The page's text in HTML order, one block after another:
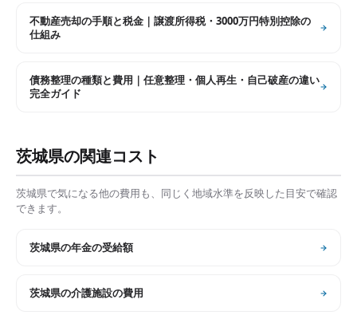
不動産売却の手順と税金｜譲渡所得税・3000万円特別控除の
仕組み
債務整理の種類と費用｜任意整理・個人再生・自己破産の違い
完全ガイド
茨城県の関連コスト
茨城県で気になる他の費用も、同じく地域水準を反映した目安で確認
できます。
茨城県の年金の受給額
茨城県の介護施設の費用